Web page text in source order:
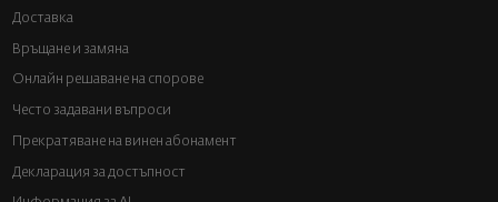
Доставка
Връщане и замяна
Онлайн решаване на спорове
Често задавани въпроси
Прекратяване на винен абонамент
Декларация за достъпност